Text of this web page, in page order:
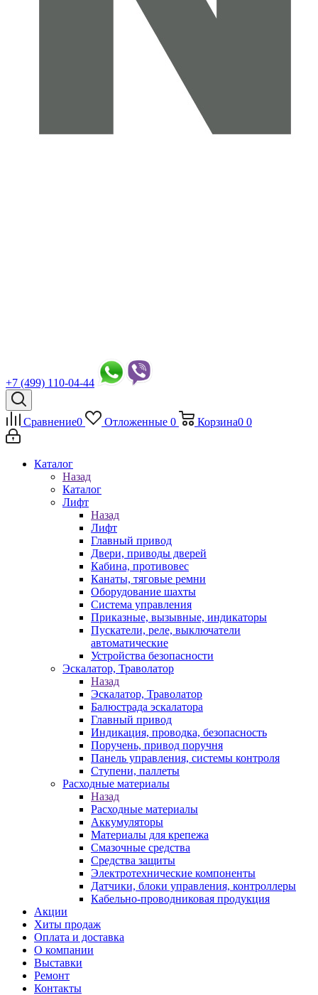
+7 (499) 110-04-44
Сравнение0 Отложенные 0 Корзина0 0
Каталог
Назад
Каталог
Лифт
Назад
Лифт
Главный привод
Двери, приводы дверей
Кабина, противовес
Канаты, тяговые ремни
Оборудование шахты
Система управления
Приказные, вызывные, индикаторы
Пускатели, реле, выключатели
автоматические
Устройства безопасности
Эскалатор, Траволатор
Назад
Эскалатор, Траволатор
Балюстрада эскалатора
Главный привод
Индикация, проводка, безопасность
Поручень, привод поручня
Панель управления, системы контроля
Ступени, паллеты
Расходные материалы
Назад
Расходные материалы
Аккумуляторы
Материалы для крепежа
Смазочные средства
Средства защиты
Электротехнические компоненты
Датчики, блоки управления, контроллеры
Кабельно-проводниковая продукция
Акции
Хиты продаж
Оплата и доставка
О компании
Выставки
Ремонт
Контакты